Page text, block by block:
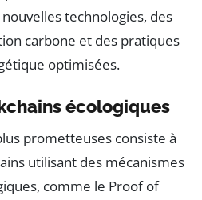
technologies, des
carbone et des pratiques
optimisées.
écologiques
prometteuses consiste à
utilisant des mécanismes
comme le Proof of